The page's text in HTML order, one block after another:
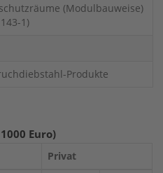
(Modulbauweise)
1)
Produkte
Euro)
Privat